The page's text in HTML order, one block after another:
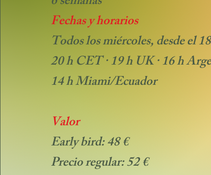
Fechas y horarios
Todos los miércoles, desde el
20 h CET · 19 h UK · 16 h
14 h Miami/Ecuador
Valor
Early bird: 48 €
Precio regular: 52 €